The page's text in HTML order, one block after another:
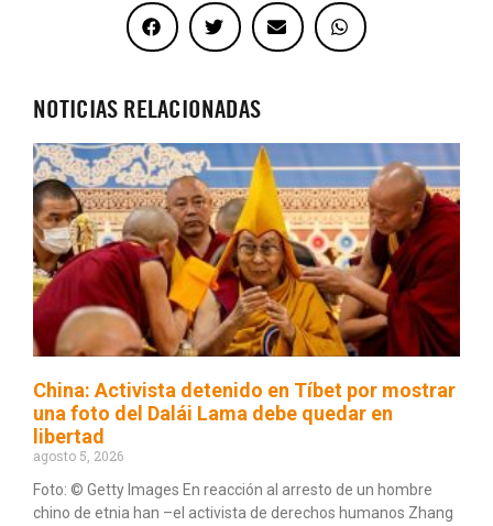
NOTICIAS RELACIONADAS
China: Activista detenido en Tíbet por mostrar
una foto del Dalái Lama debe quedar en
libertad
agosto 5, 2026
Foto: © Getty Images En reacción al arresto de un hombre
chino de etnia han –el activista de derechos humanos Zhang